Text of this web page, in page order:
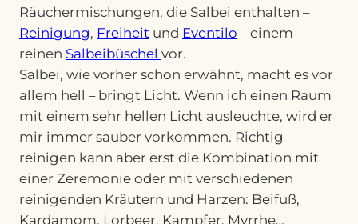
Räuchermischungen, die Salbei enthalten –
Reinigung, Freiheit und Eventilo – einem
reinen Salbeibüschel vor.
Salbei, wie vorher schon erwähnt, macht es vor
allem hell – bringt Licht. Wenn ich einen Raum
mit einem sehr hellen Licht ausleuchte, wird er
mir immer sauber vorkommen. Richtig
reinigen kann aber erst die Kombination mit
einer Zeremonie oder mit verschiedenen
reinigenden Kräutern und Harzen: Beifuß,
Kardamom, Lorbeer, Kampfer, Myrrhe…